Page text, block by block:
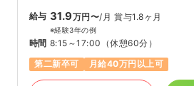
給与 31.9万円〜/月 賞与1.8ヶ月
※経験3年の例
時間 8:15～17:00 （休憩60分）
第二新卒可
月給40万円以上可